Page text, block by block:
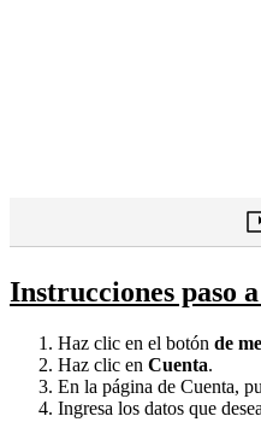
Instrucciones paso
Haz clic en el botón de
Haz clic en Cuenta.
En la página de Cuenta,
Ingresa los datos que